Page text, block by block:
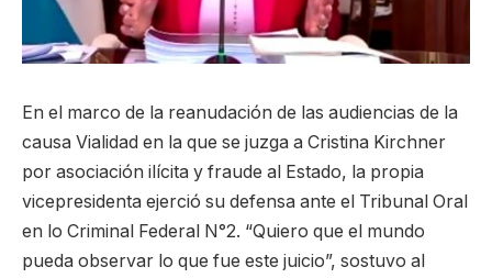
En el marco de la reanudación de las audiencias de la
causa Vialidad en la que se juzga a Cristina Kirchner
por asociación ilícita y fraude al Estado, la propia
vicepresidenta ejerció su defensa ante el Tribunal Oral
en lo Criminal Federal N°2. “Quiero que el mundo
pueda observar lo que fue este juicio”, sostuvo al